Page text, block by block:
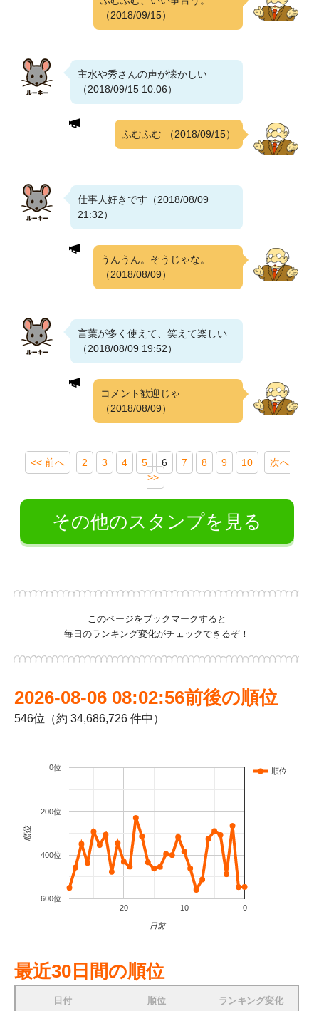
（2018/09/15）
主水や秀さんの声が懐かしい
（2018/09/15 10:06）
ふむふむ （2018/09/15）
仕事人好きです（2018/08/09
21:32）
うんうん。そうじゃな。
（2018/08/09）
言葉が多く使えて、笑えて楽しい
（2018/08/09 19:52）
コメント歓迎じゃ
（2018/08/09）
<< 前へ 2 3 4 5 6 7 8 9 10
次へ
>>
その他のスタンプを見る
このページをブックマークすると
毎日のランキング変化がチェックできるぞ！
2026-08-06 08:02:56前後の順位
546位（約 34,686,726 件中）
順位
20 10 0
0位
200位
400位
600位
日前
順位
最近30日間の順位
日付 順位 ランキング変化